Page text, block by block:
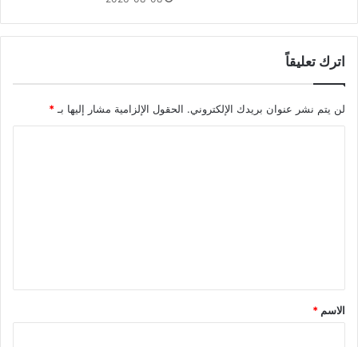
اترك تعليقاً
لن يتم نشر عنوان بريدك الإلكتروني. الحقول الإلزامية مشار إليها بـ *
*
الاسم *